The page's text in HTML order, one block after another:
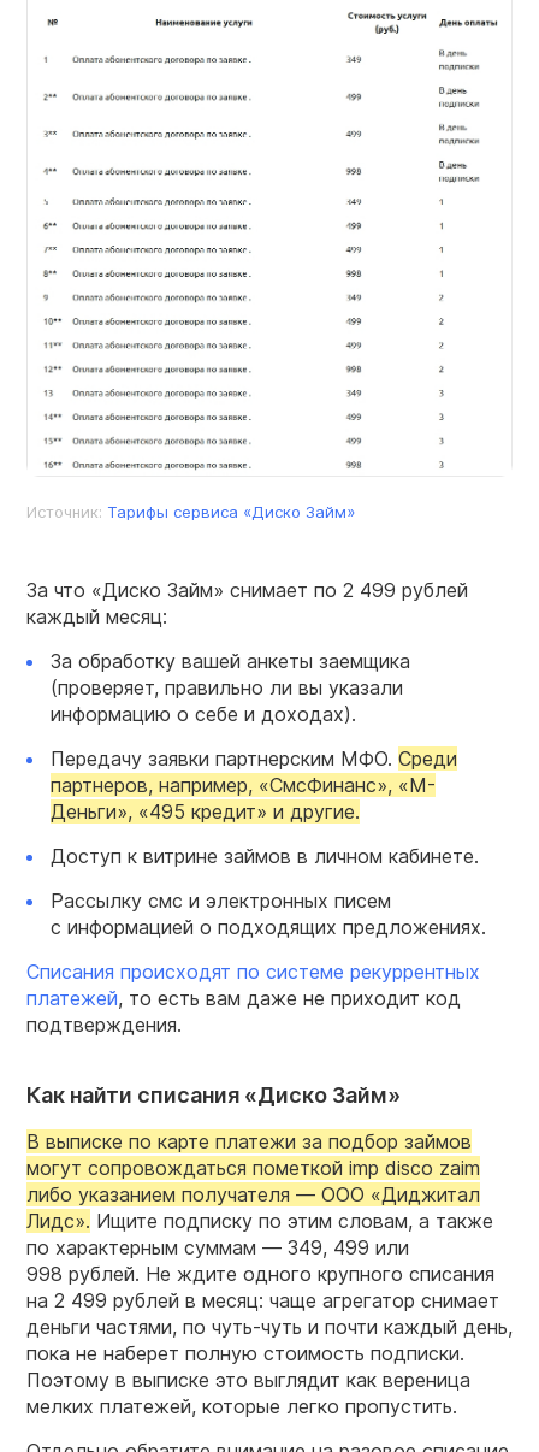
Источник: Тарифы сервиса «Диско Займ»
За что «Диско Займ» снимает по 2 499 рублей
каждый месяц:
За обработку вашей анкеты заемщика
(проверяет, правильно ли вы указали
информацию о себе и доходах).
Передачу заявки партнерским МФО. Среди
партнеров, например, «СмсФинанс», «М-
Деньги», «495 кредит» и другие.
Доступ к витрине займов в личном кабинете.
Рассылку смс и электронных писем
с информацией о подходящих предложениях.
Списания происходят по системе рекуррентных
платежей, то есть вам даже не приходит код
подтверждения.
Как найти списания «Диско Займ»
В выписке по карте платежи за подбор займов
могут сопровождаться пометкой imp disco zaim
либо указанием получателя — ООО «Диджитал
Лидс». Ищите подписку по этим словам, а также
по характерным суммам — 349, 499 или
998 рублей. Не ждите одного крупного списания
на 2 499 рублей в месяц: чаще агрегатор снимает
деньги частями, по чуть-чуть и почти каждый день,
пока не наберет полную стоимость подписки.
Поэтому в выписке это выглядит как вереница
мелких платежей, которые легко пропустить.